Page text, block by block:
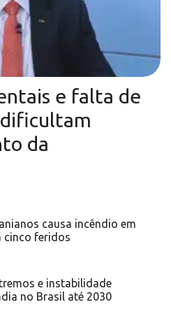
e falta de
da
causa incêndio em
cinco feridos
e instabilidade
no Brasil até 2030